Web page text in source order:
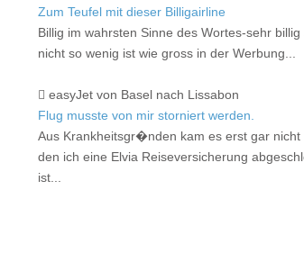
Zum Teufel mit dieser Billigairline
Billig im wahrsten Sinne des Wortes-sehr
nicht so wenig ist wie gross in der Werbung...
easyJet von Basel nach Lissabon
Flug musste von mir storniert werden.
Aus Krankheitsgr�nden kam es erst gar
den ich eine Elvia Reiseversicherung
ist...